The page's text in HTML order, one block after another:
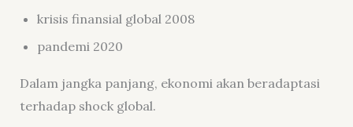
krisis finansial global 2008
pandemi 2020
Dalam jangka panjang, ekonomi akan beradaptasi
terhadap shock global.